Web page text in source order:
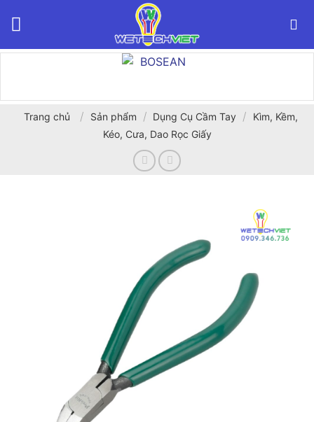
Trang chủ / Sản phẩm / Dụng Cụ Cầm Tay /
Kìm, Kềm,
Kéo, Cưa, Dao Rọc Giấy